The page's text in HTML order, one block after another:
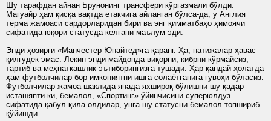
Шу тарафдан айнан Брунонинг трансфери кўргазмали бўлди.
Магуайр ҳам қисқа вақтда етакчига айланган бўлса-да, у Англия
терма жамоаси сардорларидан бири ва энг қимматбаҳо ҳимоячи
сифатида юқори статусда келгани маълум эди.
Энди ҳозирги «Манчестер Юнайтед»га қаранг. Ҳа, натижалар ҳавас
қилгудек эмас. Лекин энди майдонда виқорни, кибрни кўрмайсиз,
тартиб ва меҳнаткашлик эътиборингизга тушади. Ҳар қандай ҳолатда
ҳам футболчилар бор имкониятни ишга солаётганига гувоҳи бўласиз.
Футболчилар жамоа шаклида янада яхшироқ бўлишни шу қадар
исташяпти-ки, бемалол, «Спортинг» ўйинчисини суперюлдуз
сифатида қабул қила олдилар, унга шу статусни бемалол топшириб
қўйишди.